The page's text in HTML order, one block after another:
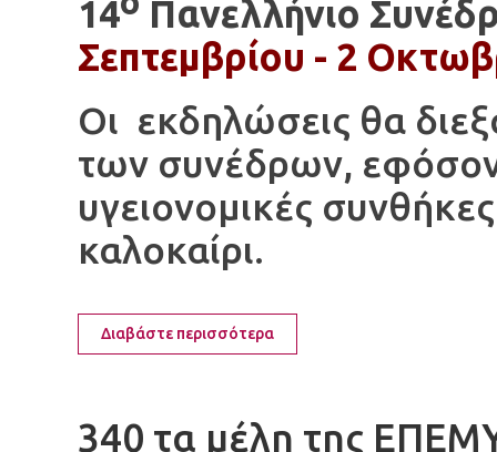
14
Πανελλήνιο
Σεπτεμβρίου - 2
Οι εκδηλώσεις θα
των συνέδρων, εφόσον
υγειονομικές
καλοκαίρι.
Διαβάστε περισσότερα
340 τα μέλη της